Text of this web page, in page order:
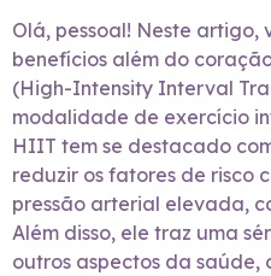
Olá, pessoal! Neste artigo,
benefícios além do
(High-Intensity Interval
modalidade de exercício
HIIT tem se destacado
reduzir os fatores de risco
pressão arterial elevada,
Além disso, ele traz uma
outros aspectos da saúde,